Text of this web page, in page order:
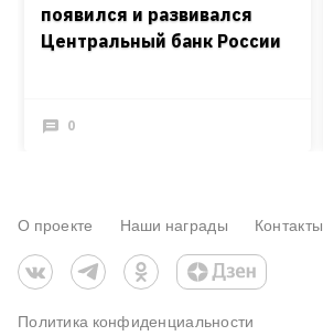
появился и развивался
Центральный банк России
0
О проекте Наши награды Контакты
Политика конфиденциальности